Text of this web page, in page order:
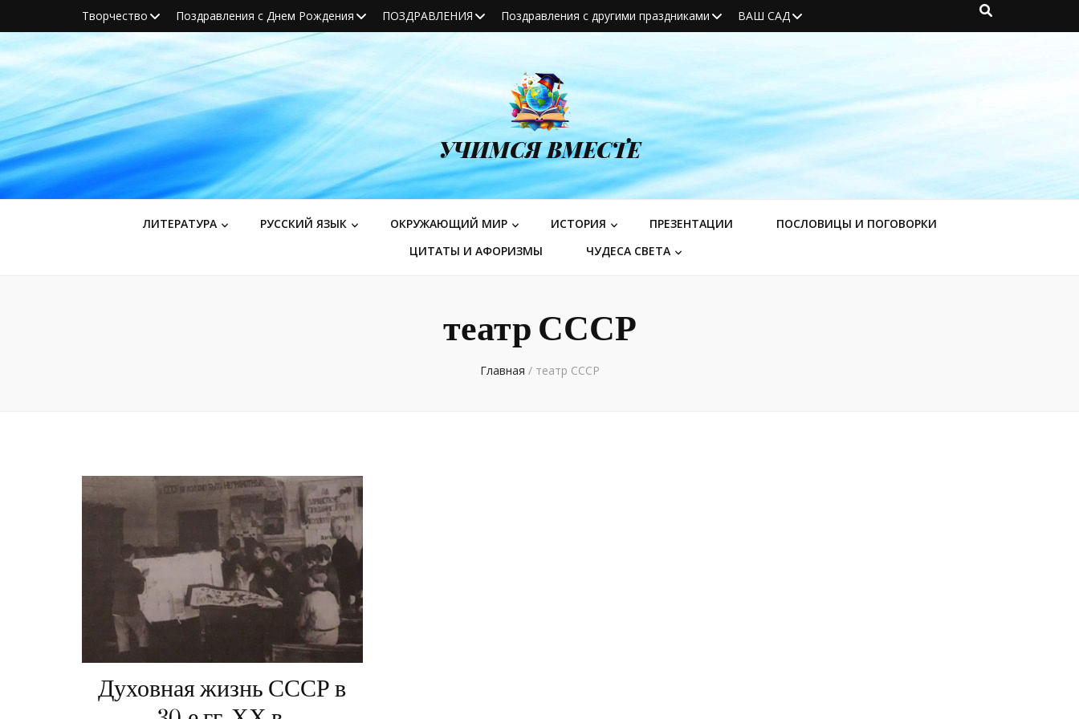
Творчество Поздравления с Днем Рождения ПОЗДРАВЛЕНИЯ Поздравления с другими праздниками ВАШ САД
УЧИМСЯ ВМЕСТЕ
ЛИТЕРАТУРА РУССКИЙ ЯЗЫК ОКРУЖАЮЩИЙ МИР ИСТОРИЯ ПРЕЗЕНТАЦИИ
ПОСЛОВИЦЫ И ПОГОВОРКИ
ЦИТАТЫ И АФОРИЗМЫ
ЧУДЕСА СВЕТА
театр СССР
Главная / театр СССР
Духовная жизнь СССР в